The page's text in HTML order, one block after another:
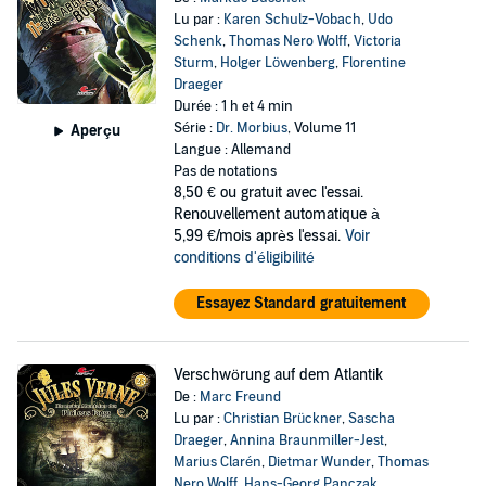
Aperçu
Lu par : Karen Schulz-Vobach, Udo
Schenk,Thomas Nero Wolff,Victoria
Sturm, Holger Löwenberg, Florentine
Draeger
Durée : 1 h et 4 min
Série : Dr. Morbius, Volume 11
Langue : Allemand
Pas de notations
8,50 € ou gratuit avec l'essai.
Renouvellement automatique à
5,99 €/mois après l'essai. Voir
conditions d'éligibilité
Essayez Standard gratuitement
Verschwörung auf dem Atlantik
De : Marc Freund
Lu par :Christian Brückner,Sascha
Draeger,Annina Braunmiller-Jest,
Marius Clarén, Dietmar Wunder,Thomas